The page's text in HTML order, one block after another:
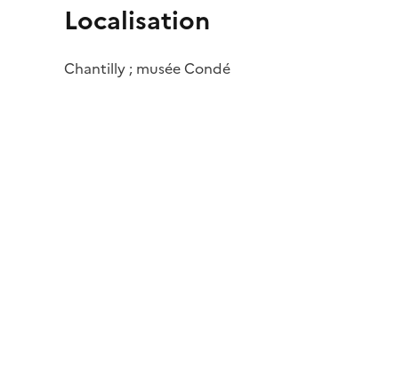
Localisation
Chantilly ; musée Condé